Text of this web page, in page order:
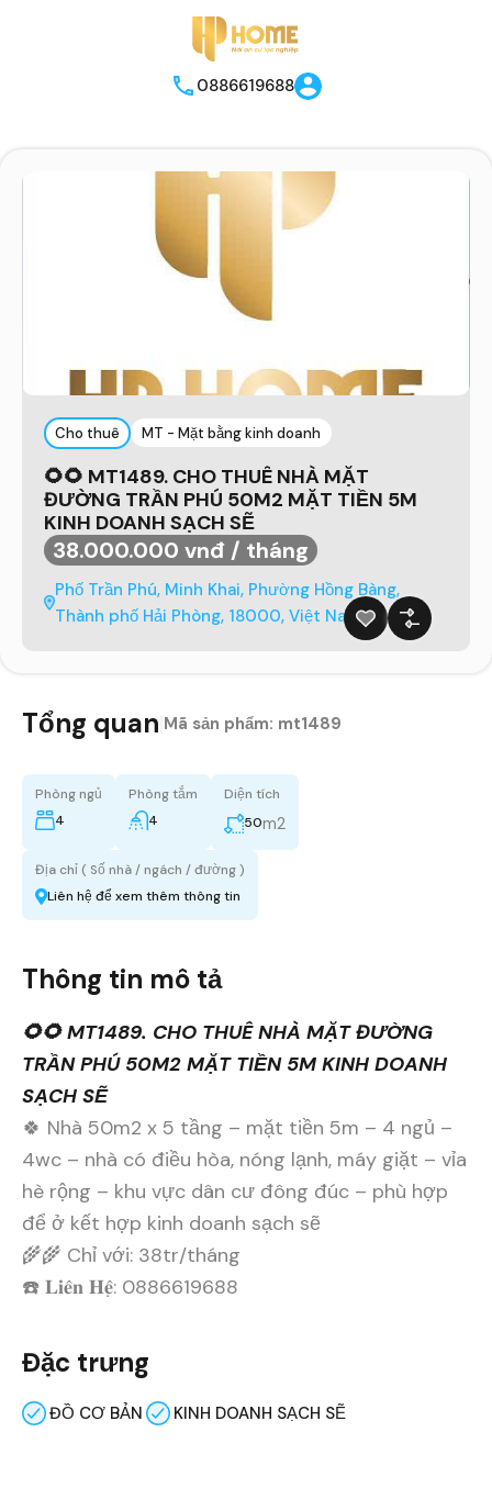
0886619688
Cho thuê MT - Mặt bằng kinh doanh
🌻🌻 MT1489. CHO THUÊ NHÀ MẶT
ĐƯỜNG TRẦN PHÚ 50M2 MẶT TIỀN 5M
KINH DOANH SẠCH SẼ
38.000.000 vnđ / tháng
Phố Trần Phú, Minh Khai, Phường Hồng Bàng,
Thành phố Hải Phòng, 18000, Việt Nam
Tổng quan Mã sản phẩm: mt1489
Phòng ngủ
4
Phòng tắm
4
Diện tích
50m2
Địa chỉ ( Số nhà / ngách / đường )
Liên hệ để xem thêm thông tin
Thông tin mô tả
🌻🌻 MT1489. CHO THUÊ NHÀ MẶT ĐƯỜNG
TRẦN PHÚ 50M2 MẶT TIỀN 5M KINH DOANH
SẠCH SẼ
🍀 Nhà 50m2 x 5 tầng – mặt tiền 5m – 4 ngủ –
4wc – nhà có điều hòa, nóng lạnh, máy giặt – vỉa
hè rộng – khu vực dân cư đông đúc – phù hợp
để ở kết hợp kinh doanh sạch sẽ
🌾🌾 Chỉ với: 38tr/tháng
☎️ 𝐋𝐢𝐞̂𝐧 𝐇𝐞̣̂: 0886619688
Đặc trưng
ĐỒ CƠ BẢN KINH DOANH SẠCH SẼ